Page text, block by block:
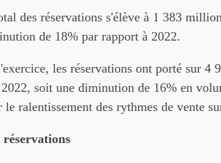
des réservations s'élève à 1 383
de 18% par rapport à 2022.
les réservations ont porté sur 4
soit une diminution de 16% en
le ralentissement des rythmes de vente